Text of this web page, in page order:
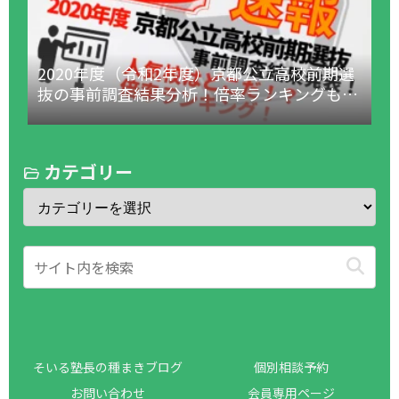
2020年度（令和2年度）京都公立高校前期選
抜の事前調査結果分析！倍率ランキングも！
（1月18日更新！）
カテゴリー
そいる塾長の種まきブログ
個別相談予約
お問い合わせ
会員専用ページ